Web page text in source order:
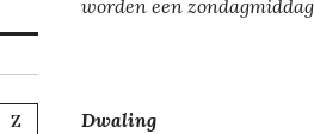
worden een
Dwaling
Z